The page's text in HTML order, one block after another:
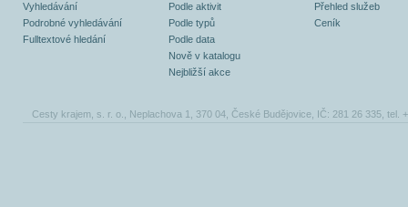
Vyhledávání
Podrobné vyhledávání
Fulltextové hledání
Podle aktivit
Podle typů
Podle data
Nově v katalogu
Nejbližší akce
Přehled služeb
Ceník
Cesty krajem, s. r. o., Neplachova 1, 370 04, České Budějovice, IČ: 281 26 335, tel.